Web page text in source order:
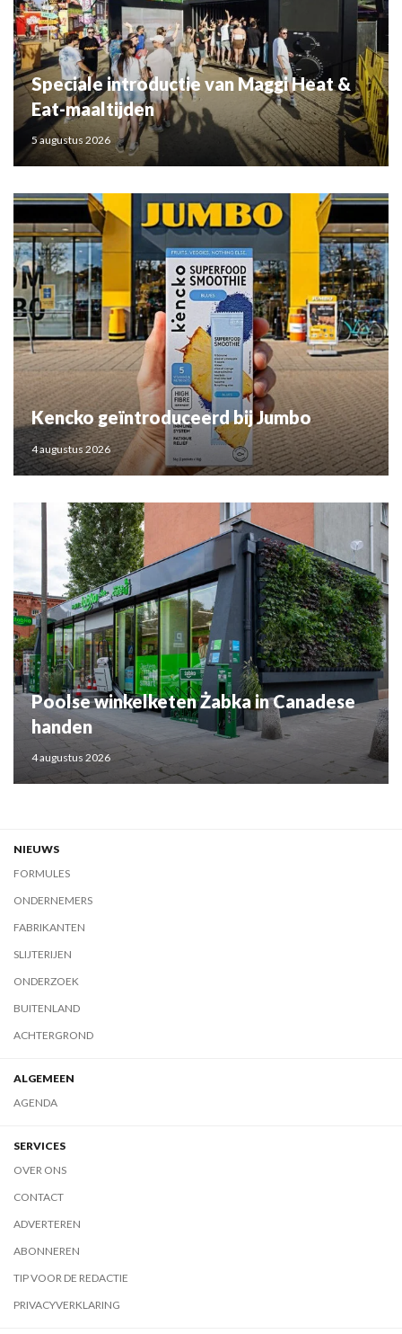
Speciale introductie van Maggi Heat &
Eat-maaltijden
5 augustus 2026
Kencko geïntroduceerd bij Jumbo
4 augustus 2026
Poolse winkelketen Żabka in Canadese
handen
4 augustus 2026
NIEUWS
FORMULES
ONDERNEMERS
FABRIKANTEN
SLIJTERIJEN
ONDERZOEK
BUITENLAND
ACHTERGROND
ALGEMEEN
AGENDA
SERVICES
OVER ONS
CONTACT
ADVERTEREN
ABONNEREN
TIP VOOR DE REDACTIE
PRIVACYVERKLARING